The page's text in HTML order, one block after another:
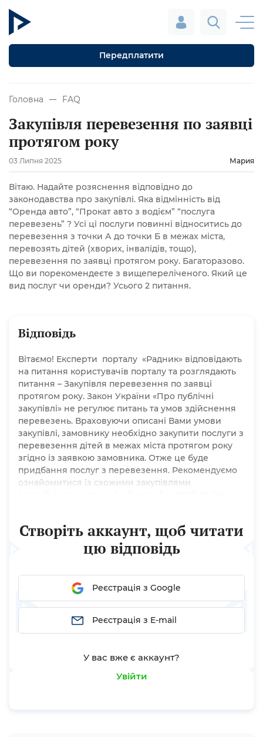
Передплатити
Головна FAQ
Закупівля перевезення по заявці
протягом року
03 Липня 2025 Мария
Вітаю. Надайте розяснення відповідно до
законодавства про закупівлі. Яка відмінність від
“Оренда авто”, “Прокат авто з водієм” “послуга
перевезень” ? Усі ці послуги повинні відноситись до
перевезення з точки А до точки Б в межах міста,
перевозять дітей (хворих, інвалідів, тощо),
перевезення по заявці протягом року. Багаторазово.
Що ви порекомендеєте з вищепереліченого. Який це
вид послуг чи оренди? Усього 2 питання.
Відповідь
Вітаємо! Експерти порталу «Радник» відповідають
на питання користувачів порталу та розглядають
питання – Закупівля перевезення по заявці
протягом року. Закон України «Про публічні
закупівлі» не регулює питань та умов здійснення
перевезень. Враховуючи описані Вами умови
закупівлі, замовнику необхідно закупити послуги з
перевезення дітей в межах міста протягом року
згідно із заявкою замовника. Отже це буде
придбання послуг з перевезення. Рекомендуємо
ознайомитися із схожими закупівлями
ознайомитись із статтями: Усе, що потрібно...
Створіть аккаунт, щоб читати
цю відповідь
Реєстрація з Google
Реєстрація з E-mail
У вас вже є аккаунт?
Увійти